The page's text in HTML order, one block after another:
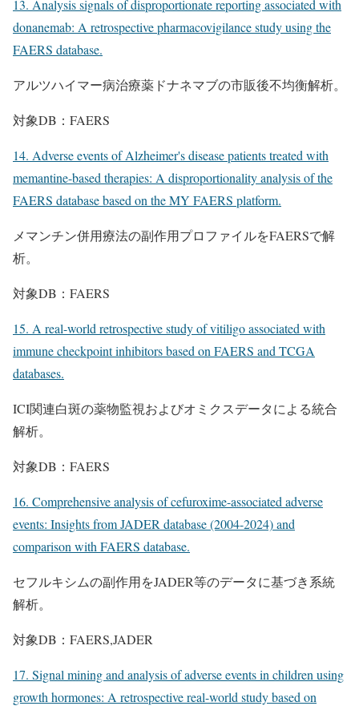
13. Analysis signals of disproportionate reporting associated with
donanemab: A retrospective pharmacovigilance study using the
FAERS database.
アルツハイマー病治療薬ドナネマブの市販後不均衡解析。
対象DB：FAERS
14. Adverse events of Alzheimer's disease patients treated with
memantine-based therapies: A disproportionality analysis of the
FAERS database based on the MY FAERS platform.
メマンチン併用療法の副作用プロファイルをFAERSで解
析。
対象DB：FAERS
15. A real-world retrospective study of vitiligo associated with
immune checkpoint inhibitors based on FAERS and TCGA
databases.
ICI関連白斑の薬物監視およびオミクスデータによる統合
解析。
対象DB：FAERS
16. Comprehensive analysis of cefuroxime-associated adverse
events: Insights from JADER database (2004-2024) and
comparison with FAERS database.
セフルキシムの副作用をJADER等のデータに基づき系統
解析。
対象DB：FAERS,JADER
17. Signal mining and analysis of adverse events in children using
growth hormones: A retrospective real-world study based on